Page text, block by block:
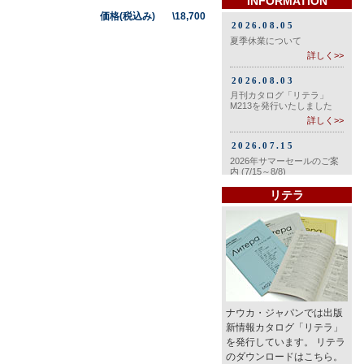
価格(税込み) \18,700
リテラ
ナウカ・ジャパンでは出版
新情報カタログ「リテラ」
を発行しています。 リテラ
のダウンロードはこちら。